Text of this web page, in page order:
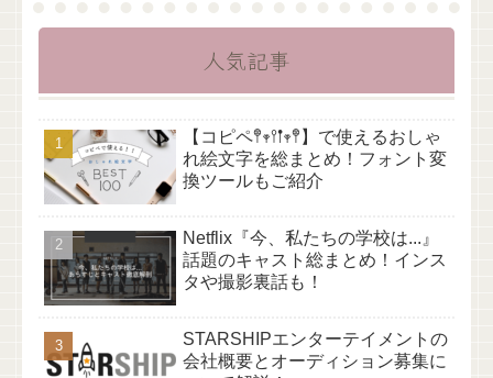
人気記事
【コピペ𖤣𖥧𖥣𖡡𖥧𖤣】で使えるおしゃ
れ絵文字を総まとめ！フォント変
換ツールもご紹介
Netflix『今、私たちの学校は...』
話題のキャスト総まとめ！インス
タや撮影裏話も！
STARSHIPエンターテイメントの
会社概要とオーディション募集に